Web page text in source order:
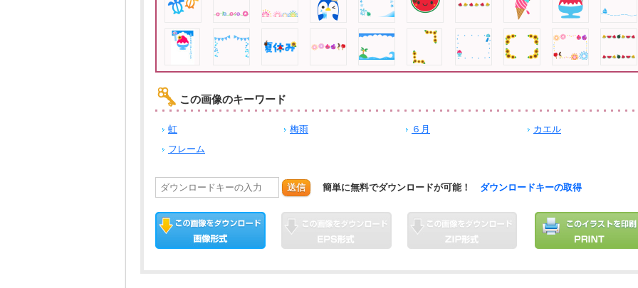
この画像のキーワード
虹 梅雨 ６月
カエル
フレーム
送信 簡単に無料でダウンロードが可能！ ダウンロードキーの取得